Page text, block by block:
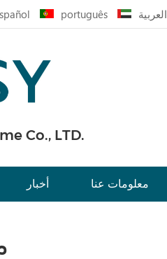
português العربية
Co., LTD.
أخبار معلومات عنا